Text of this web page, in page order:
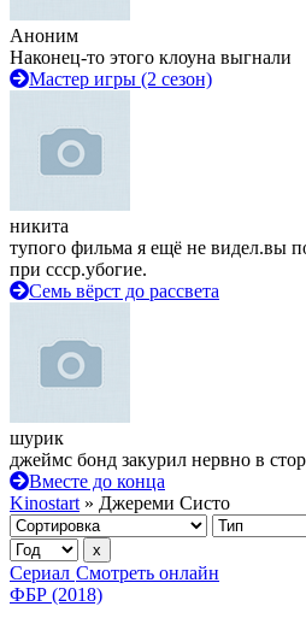
Аноним
Наконец-то этого клоуна выгнали
Мастер игры (2 сезон)
никита
тупого фильма я ещё не видел.вы
при ссср.убогие.
Семь вёрст до рассвета
шурик
джеймс бонд закурил нервно в
Вместе до конца
Kinostart » Джереми Систо
Сериал Смотреть онлайн
ФБР (2018)